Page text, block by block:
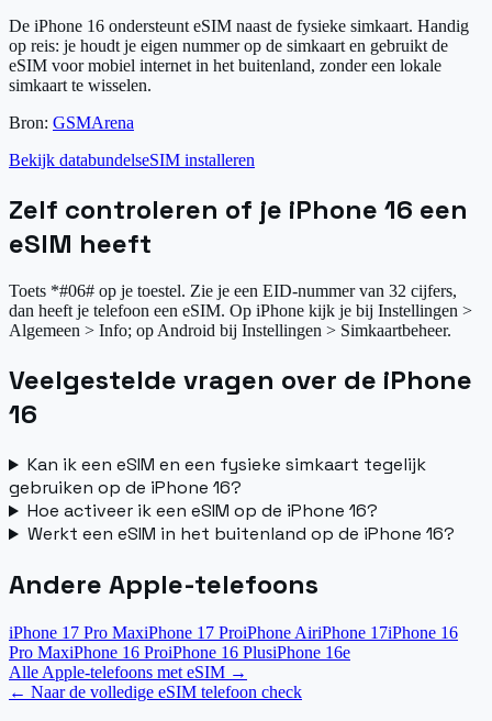
De iPhone 16 ondersteunt eSIM naast de fysieke simkaart. Handig
op reis: je houdt je eigen nummer op de simkaart en gebruikt de
eSIM voor mobiel internet in het buitenland, zonder een lokale
simkaart te wisselen.
Bron: GSMArena
Bekijk databundelseSIM installeren
Zelf controleren of je iPhone 16 een
eSIM heeft
Toets *#06# op je toestel. Zie je een EID-nummer van 32 cijfers,
dan heeft je telefoon een eSIM. Op iPhone kijk je bij Instellingen >
Algemeen > Info; op Android bij Instellingen > Simkaartbeheer.
Veelgestelde vragen over de iPhone
16
Kan ik een eSIM en een fysieke simkaart tegelijk
gebruiken op de iPhone 16?
Hoe activeer ik een eSIM op de iPhone 16?
Werkt een eSIM in het buitenland op de iPhone 16?
Andere Apple-telefoons
iPhone 17 Pro MaxiPhone 17 ProiPhone AiriPhone 17iPhone 16
Pro MaxiPhone 16 ProiPhone 16 PlusiPhone 16e
Alle Apple-telefoons met eSIM →
← Naar de volledige eSIM telefoon check